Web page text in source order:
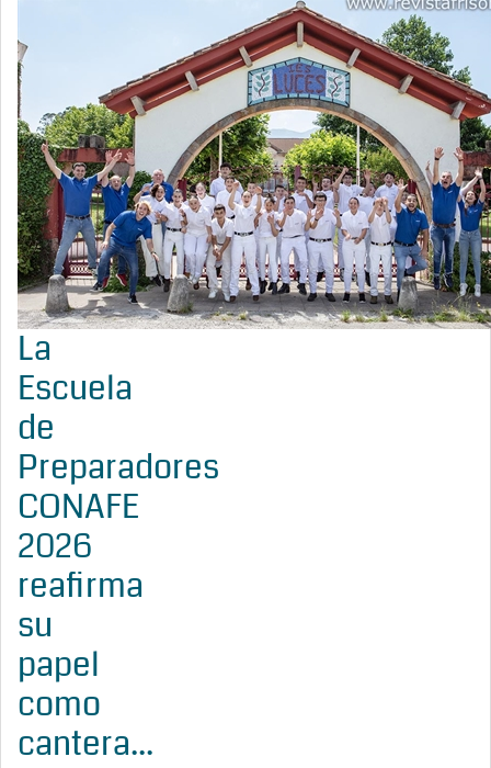
La
Escuela
de
Preparadores
CONAFE
2026
reafirma
su
papel
como
cantera...